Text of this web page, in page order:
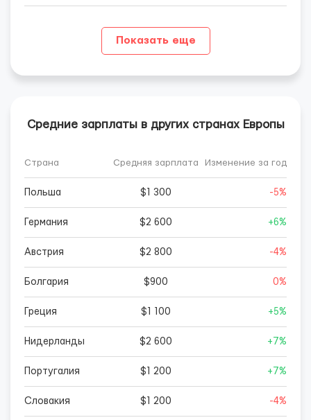
Показать еще
Средние зарплаты в других странах Европы
Страна Средняя зарплата Изменение за год
Польша $1 300 -5%
Германия $2 600 +6%
Австрия $2 800 -4%
Болгария $900 0%
Греция $1 100 +5%
Нидерланды $2 600 +7%
Португалия $1 200 +7%
Словакия $1 200 -4%